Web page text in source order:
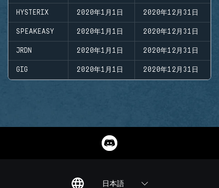
HYSTERIX 2020年1月1日 2020年12月31日
SPEAKEASY 2020年1月1日 2020年12月31日
JRDN 2020年1月1日 2020年12月31日
GIG 2020年1月1日 2020年12月31日
日本語